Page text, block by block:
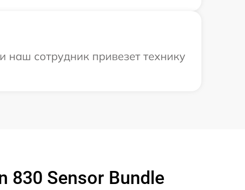
наш сотрудник привезет технику
Sensor Bundle